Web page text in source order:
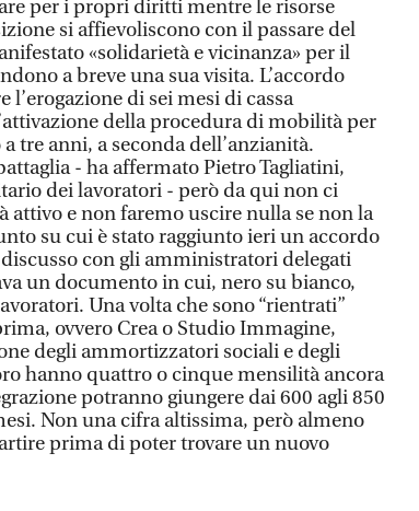
per i propri diritti mentre le risorse
si affievoliscono con il passare del
«solidarietà e vicinanza» per il
a breve una sua visita. L’accordo
di sei mesi di cassa
della procedura di mobilità per
tre anni, a seconda dell’anzianità.
- ha affermato Pietro Tagliatini,
dei lavoratori - però da qui non ci
e non faremo uscire nulla se non la
su cui è stato raggiunto ieri un accordo
con gli amministratori delegati
un documento in cui, nero su bianco,
Una volta che sono “rientrati”
ovvero Crea o Studio Immagine,
degli ammortizzatori sociali e degli
hanno quattro o cinque mensilità ancora
potranno giungere dai 600 agli 850
Non una cifra altissima, però almeno
prima di poter trovare un nuovo